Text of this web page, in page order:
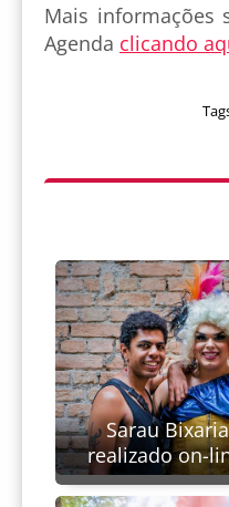
Mais informações
Agenda clicando
Sarau
realizado on-